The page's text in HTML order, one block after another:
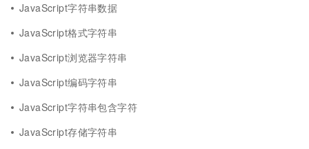
JavaScript字符串数据
JavaScript格式字符串
JavaScript浏览器字符串
JavaScript编码字符串
JavaScript字符串包含字符
JavaScript存储字符串